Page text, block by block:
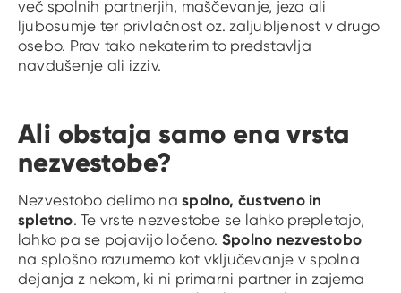
več spolnih partnerjih, maščevanje, jeza ali
ljubosumje ter privlačnost oz. zaljubljenost v drugo
osebo. Prav tako nekaterim to predstavlja
navdušenje ali izziv.
Ali obstaja samo ena vrsta
nezvestobe?
Nezvestobo delimo naspolno, čustveno in
spletno. Te vrste nezvestobe se lahko prepletajo,
lahko pa se pojavijo ločeno. Spolno nezvestobo
na splošno razumemo kot vključevanje v spolna
dejanja z nekom, ki ni primarni partner in zajema